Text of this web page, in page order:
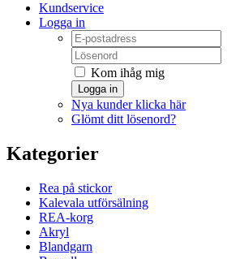
Kundservice
Logga in
Kom ihåg mig
Logga in
Nya kunder klicka här
Glömt ditt lösenord?
Kategorier
Rea på stickor
Kalevala utförsälning
REA-korg
Akryl
Blandgarn